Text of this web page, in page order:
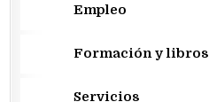
Empleo
Formación y libros
Servicios